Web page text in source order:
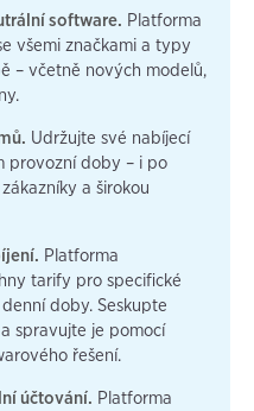
software. Platforma
všemi značkami a typy
– včetně nových modelů,
Udržujte své nabíjecí
provozní doby – i po
a širokou
Platforma
tarify pro specifické
doby. Seskupte
spravujte je pomocí
řešení.
účtování. Platforma